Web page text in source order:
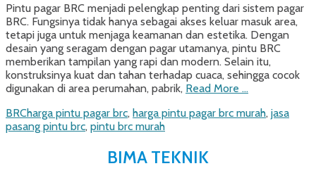
Pintu pagar BRC menjadi pelengkap penting dari sistem pagar
BRC. Fungsinya tidak hanya sebagai akses keluar masuk area,
tetapi juga untuk menjaga keamanan dan estetika. Dengan
desain yang seragam dengan pagar utamanya, pintu BRC
memberikan tampilan yang rapi dan modern. Selain itu,
konstruksinya kuat dan tahan terhadap cuaca, sehingga cocok
digunakan di area perumahan, pabrik, Read More …
Categories
BRCTags
harga pintu pagar brc, harga pintu pagar brc murah, jasa
pasang pintu brc, pintu brc murah
BIMA TEKNIK